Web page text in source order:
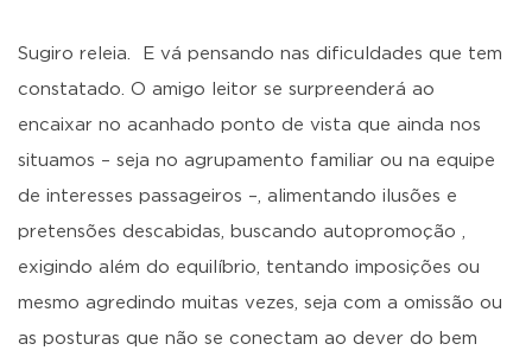
Sugiro releia. E vá pensando nas dificuldades que tem
constatado. O amigo leitor se surpreenderá ao
encaixar no acanhado ponto de vista que ainda nos
situamos – seja no agrupamento familiar ou na equipe
de interesses passageiros –, alimentando ilusões e
pretensões descabidas, buscando autopromoção ,
exigindo além do equilíbrio, tentando imposições ou
mesmo agredindo muitas vezes, seja com a omissão ou
as posturas que não se conectam ao dever do bem